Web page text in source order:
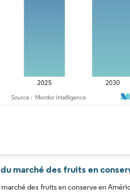
marché des fruits en
marché des fruits en conserve en